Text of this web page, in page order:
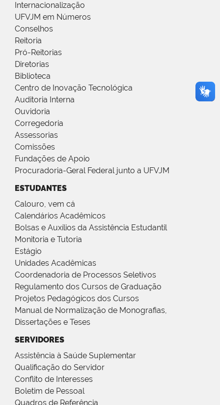
Internacionalização
UFVJM em Números
Conselhos
Reitoria
Pró-Reitorias
Diretorias
Biblioteca
Centro de Inovação Tecnológica
Auditoria Interna
Ouvidoria
Corregedoria
Assessorias
Comissões
Fundações de Apoio
Procuradoria-Geral Federal junto a UFVJM
ESTUDANTES
Calouro, vem cá
Calendários Acadêmicos
Bolsas e Auxílios da Assistência Estudantil
Monitoria e Tutoria
Estágio
Unidades Acadêmicas
Coordenadoria de Processos Seletivos
Regulamento dos Cursos de Graduação
Projetos Pedagógicos dos Cursos
Manual de Normalização de Monografias,
Dissertações e Teses
SERVIDORES
Assistência à Saúde Suplementar
Qualificação do Servidor
Conflito de Interesses
Boletim de Pessoal
Quadros de Referência